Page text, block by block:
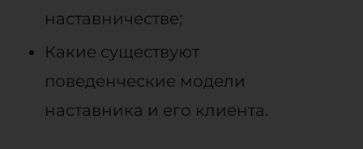
наставничестве;
Какие существуют
поведенческие модели
наставника и его клиента.